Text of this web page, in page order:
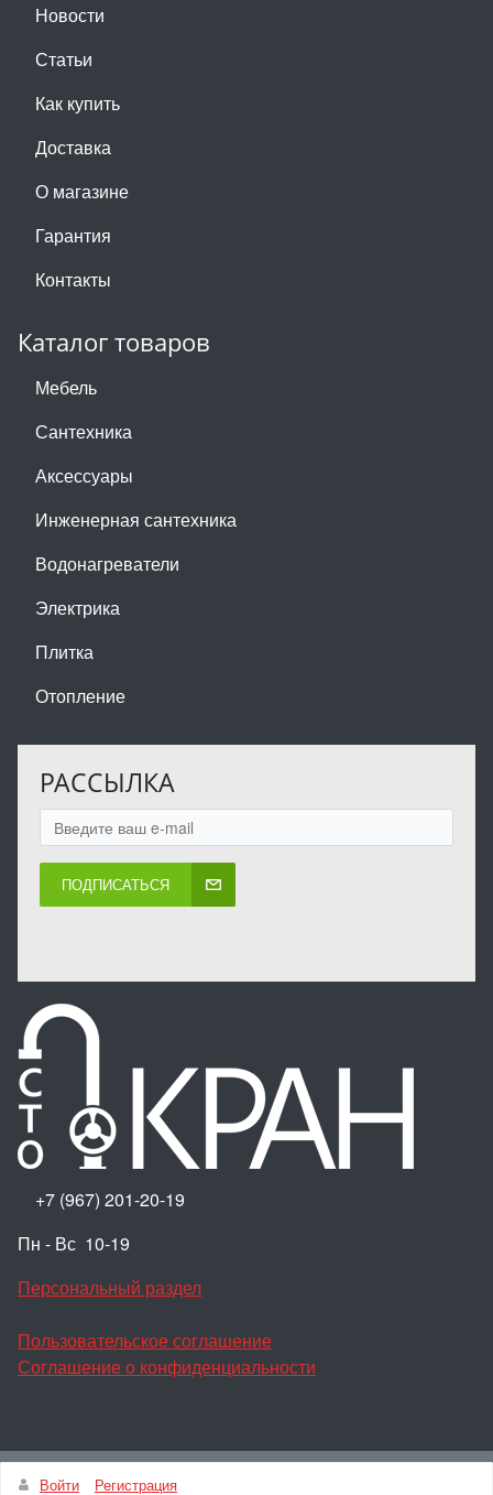
Новости
Статьи
Как купить
Доставка
О магазине
Гарантия
Контакты
Каталог товаров
Мебель
Сантехника
Аксессуары
Инженерная сантехника
Водонагреватели
Электрика
Плитка
Отопление
РАССЫЛКА
ПОДПИСАТЬСЯ
+7 (967) 201-20-19
Пн - Вс 10-19
Персональный раздел
Пользовательское соглашение
Соглашение о конфиденциальности
Войти Регистрация